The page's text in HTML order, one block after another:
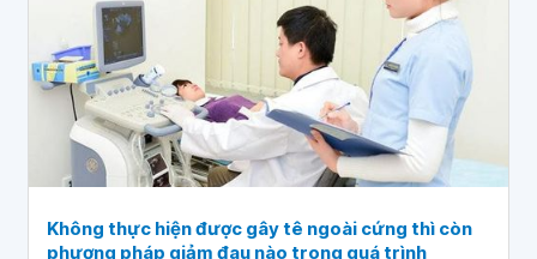
Không thực hiện được gây tê ngoài cứng thì còn
phương pháp giảm đau nào trong quá trình